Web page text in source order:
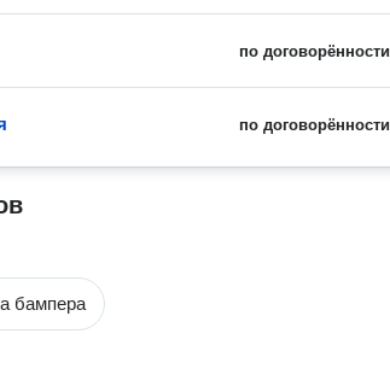
по договорённости
по договорённости
бампера